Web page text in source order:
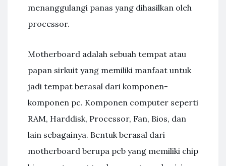
menanggulangi panas yang dihasilkan oleh
processor.
Motherboard adalah sebuah tempat atau
papan sirkuit yang memiliki manfaat untuk
jadi tempat berasal dari komponen-
komponen pc. Komponen computer seperti
RAM, Harddisk, Processor, Fan, Bios, dan
lain sebagainya. Bentuk berasal dari
motherboard berupa pcb yang memiliki chip